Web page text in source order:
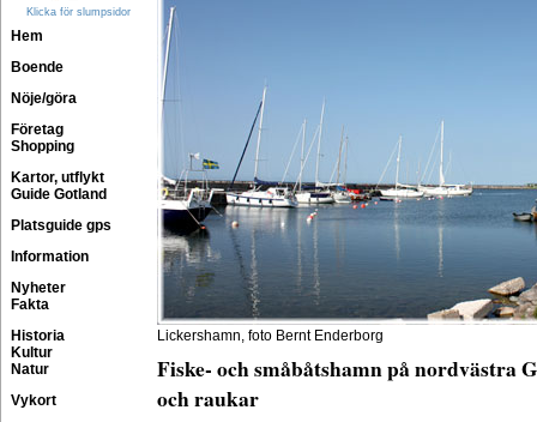
Klicka för slumpsidor
Hem
Boende
Nöje/göra
Företag
Shopping
Kartor, utflykt
Guide Gotland
Platsguide gps
Information
Nyheter
Fakta
Historia
Kultur
Natur
Vykort
Lickershamn, foto Bernt Enderborg
Fiske- och småbåtshamn på nordvästra
och raukar